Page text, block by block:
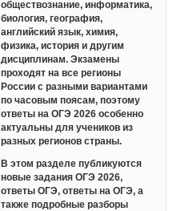
обществознание, информатика,
биология, география,
английский язык, химия,
физика, история и другим
дисциплинам. Экзамены
проходят на все регионы
России с разными вариантами
по часовым поясам, поэтому
ответы на ОГЭ 2026 особенно
актуальны для учеников из
разных регионов страны.
В этом разделе публикуются
новые задания ОГЭ 2026,
ответы ОГЭ, ответы на ОГЭ, а
также подробные разборы